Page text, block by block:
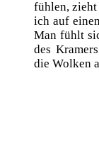
fühlen, zieht
ich auf
Man fühlt
des
die Wolken